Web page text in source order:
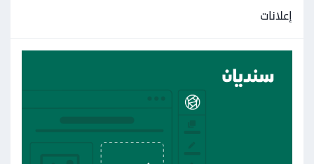
إعلانات